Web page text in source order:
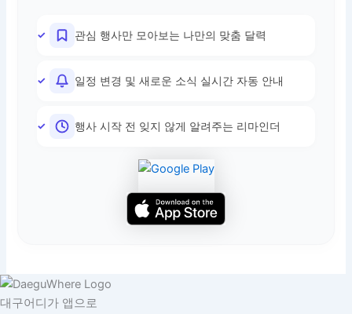
관심 행사만 모아보는 나만의 맞춤 달력
일정 변경 및 새로운 소식 실시간 자동 안내
행사 시작 전 잊지 않게 알려주는 리마인더
대구어디가 앱으로